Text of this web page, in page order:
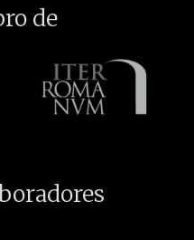
de